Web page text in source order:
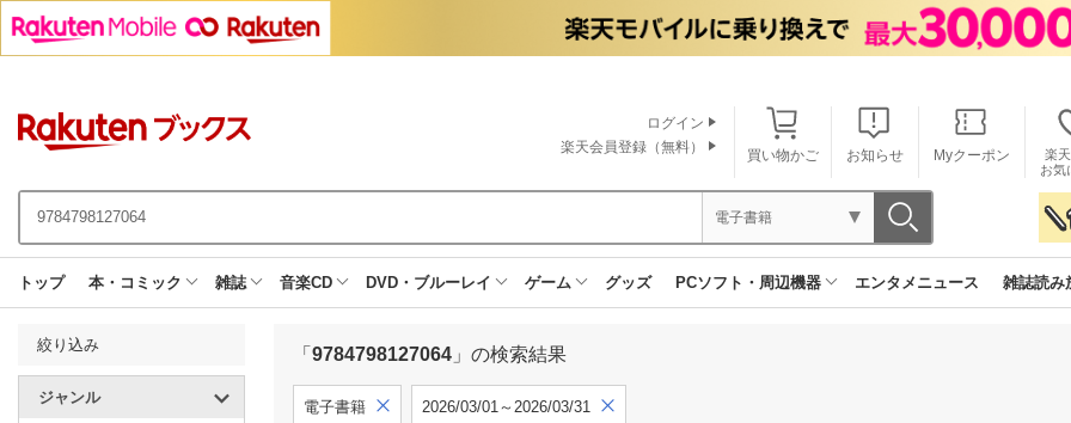
買い物かご お知らせ Myクーポン
楽
お気
ログイン
楽天会員登録（無料）
電子書籍
トップ 本・コミック 雑誌 音楽CD DVD・ブルーレイ ゲーム グッズ PCソフト・周辺機器 エンタメニュース 雑誌読み
絞り込み
ジャンル
「 9784798127064 」の検索結果
電子書籍 2026/03/01～2026/03/31